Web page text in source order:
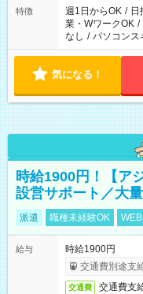
け、夕方だけ、
特徴 週1日からOK / 日
業・WワークOK /
なし / パソコンス
気になる！
時給1900円！【ア
設営サポート／大
派遣 職種未経験OK
給与
時給1900円
交通費別途支
交通費 交通費支